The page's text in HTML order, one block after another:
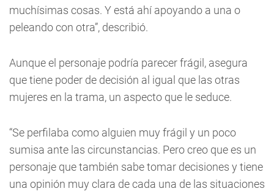
muchísimas cosas. Y está ahí apoyando a una o
peleando con otra”, describió.
Aunque el personaje podría parecer frágil, asegura
que tiene poder de decisión al igual que las otras
mujeres en la trama, un aspecto que le seduce.
“Se perfilaba como alguien muy frágil y un poco
sumisa ante las circunstancias. Pero creo que es un
personaje que también sabe tomar decisiones y tiene
una opinión muy clara de cada una de las situaciones